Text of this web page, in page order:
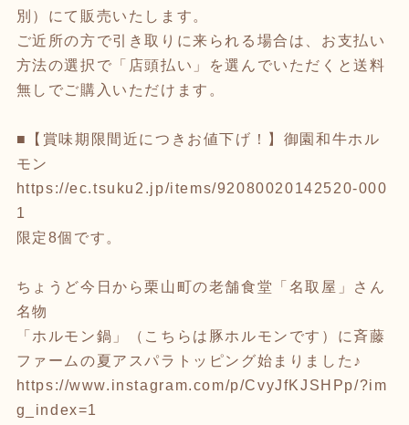
別）にて販売いたします。
ご近所の方で引き取りに来られる場合は、お支払い
方法の選択で「店頭払い」を選んでいただくと送料
無しでご購入いただけます。
■【賞味期限間近につきお値下げ！】御園和牛ホル
モン
https://ec.tsuku2.jp/items/92080020142520-000
1
限定8個です。
ちょうど今日から栗山町の老舗食堂「名取屋」さん
名物
「ホルモン鍋」（こちらは豚ホルモンです）に斉藤
ファームの夏アスパラトッピング始まりました♪
https://www.instagram.com/p/CvyJfKJSHPp/?im
g_index=1